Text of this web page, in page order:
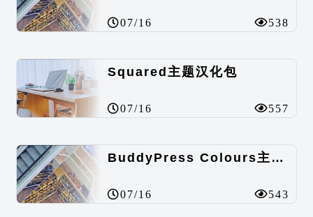
07/16 538
Squared主题汉化包
07/16 557
BuddyPress Colours主题汉化包
07/16 543